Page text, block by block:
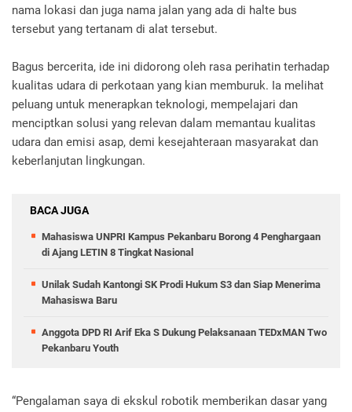
nama lokasi dan juga nama jalan yang ada di halte bus
tersebut yang tertanam di alat tersebut.
Bagus bercerita, ide ini didorong oleh rasa perihatin terhadap
kualitas udara di perkotaan yang kian memburuk. Ia melihat
peluang untuk menerapkan teknologi, mempelajari dan
menciptkan solusi yang relevan dalam memantau kualitas
udara dan emisi asap, demi kesejahteraan masyarakat dan
keberlanjutan lingkungan.
BACA JUGA
Mahasiswa UNPRI Kampus Pekanbaru Borong 4 Penghargaan
di Ajang LETIN 8 Tingkat Nasional
Unilak Sudah Kantongi SK Prodi Hukum S3 dan Siap Menerima
Mahasiswa Baru
Anggota DPD RI Arif Eka S Dukung Pelaksanaan TEDxMAN Two
Pekanbaru Youth
“Pengalaman saya di ekskul robotik memberikan dasar yang